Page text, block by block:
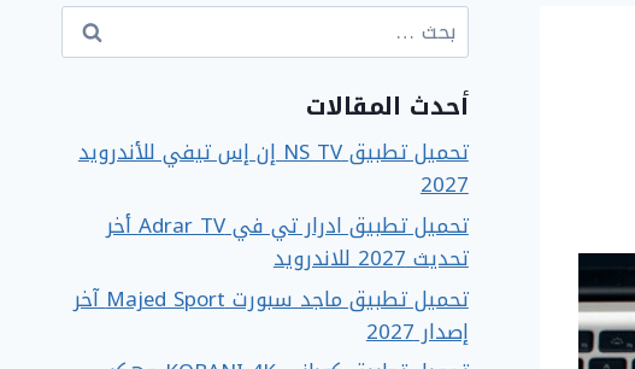
البحث
عن:
أحدث المقالات
تحميل تطبيق NS TV إن إس تيفي للأندرويد
2027
تحميل تطبيق ادرار تي في Adrar TV أخر
تحديث 2027 للاندرويد
تحميل تطبيق ماجد سبورت Majed Sport آخر
إصدار 2027